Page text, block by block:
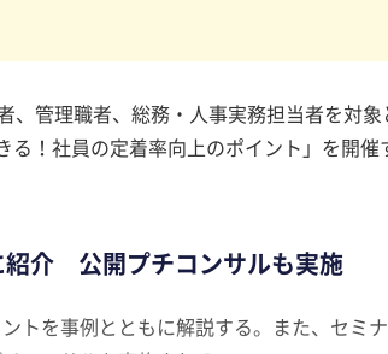
、管理職者、総務・人事実務担当者を対象
！社員の定着率向上のポイント」を開催
紹介 公開プチコンサルも実施
トを事例とともに解説する。また、セミ